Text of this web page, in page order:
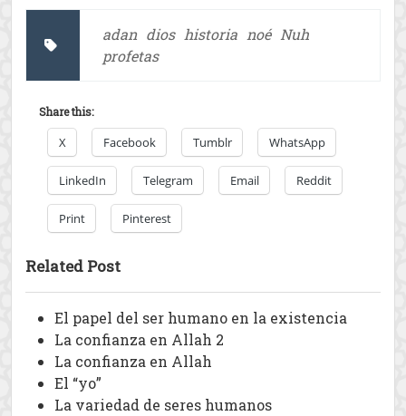
adan dios historia noé Nuh
profetas
Share this:
X Facebook Tumblr WhatsApp
LinkedIn Telegram Email Reddit
Print Pinterest
Related Post
El papel del ser humano en la existencia
La confianza en Allah 2
La confianza en Allah
El “yo”
La variedad de seres humanos